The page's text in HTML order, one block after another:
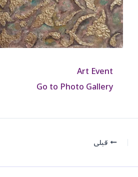
Art Event
Go to Photo Gallery
قبلی